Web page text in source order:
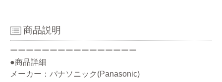
商品説明
ーーーーーーーーーーーーーーーー
●商品詳細
メーカー：パナソニック(Panasonic)